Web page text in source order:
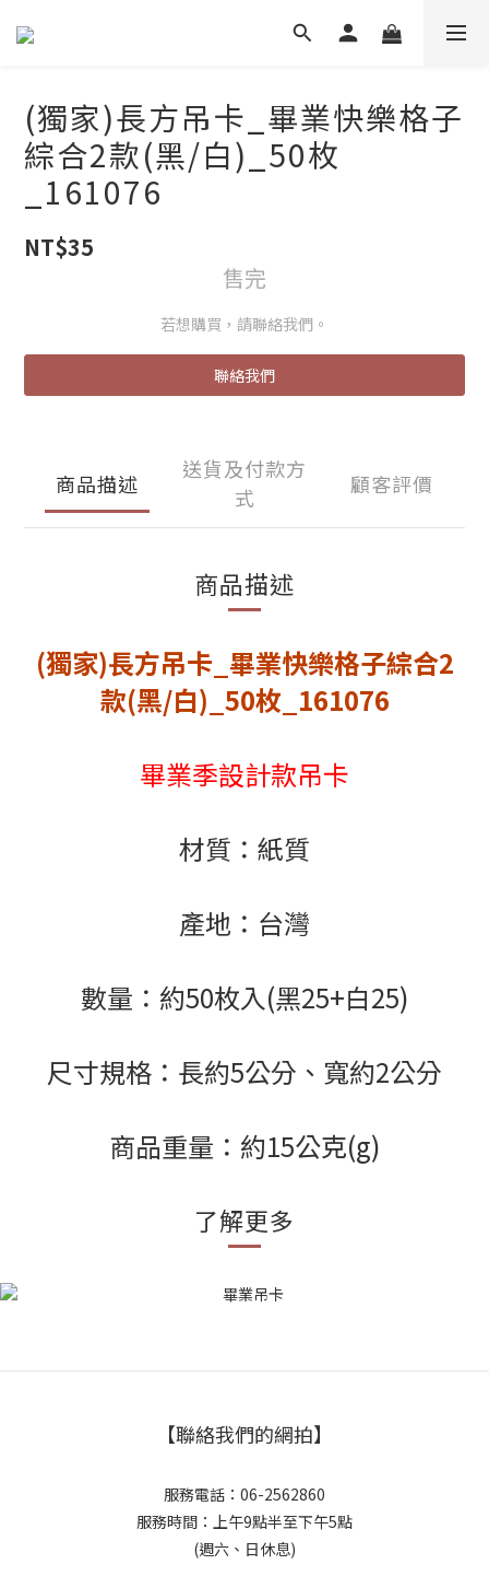
(獨家)長方吊卡_畢業快樂格子
綜合2款(黑/白)_50枚
_161076
NT$35
售完
若想購買，請聯絡我們。
聯絡我們
商品描述
送貨及付款方
式
顧客評價
商品描述
(獨家)長方吊卡_畢業快樂格子綜合2
款(黑/白)_50枚_161076
畢業季設計款吊卡
材質：紙質
產地：台灣
數量：約50枚入(黑25+白25)
尺寸規格：長約5公分、寬約2公分
商品重量：約15公克(g)
了解更多
【聯絡我們的網拍】
服務電話：06-2562860
服務時間：上午9點半至下午5點
(週六、日休息)